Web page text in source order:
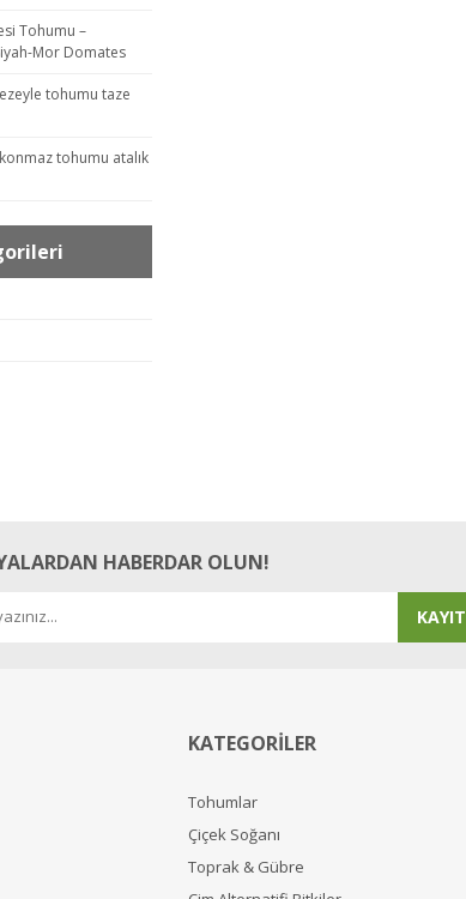
Tohumu –
Mor Domates
tohumu taze
tohumu atalık
HABERDAR OLUN!
KATEGORİLER
Tohumlar
Çiçek Soğanı
Toprak & Gübre